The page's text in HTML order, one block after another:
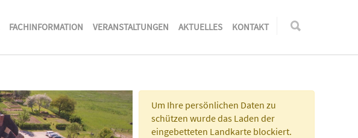
FACHINFORMATION VERANSTALTUNGEN AKTUELLES KONTAKT
Um Ihre persönlichen Daten zu
schützen wurde das Laden der
eingebetteten Landkarte blockiert.